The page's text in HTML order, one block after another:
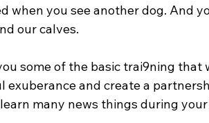
when you see another dog. And
our calves.
some of the basic trai9ning
and create a
many news things during